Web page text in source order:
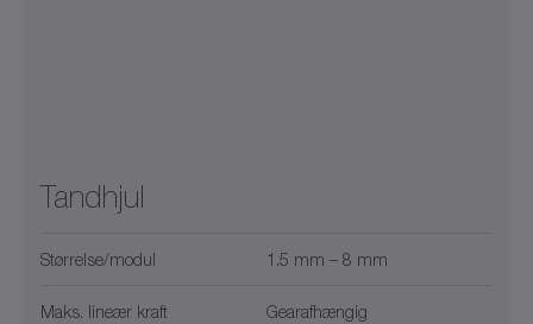
Tandhjul
Størrelse/modul 1.5 mm – 8 mm
Maks. lineær kraft Gearafhængig